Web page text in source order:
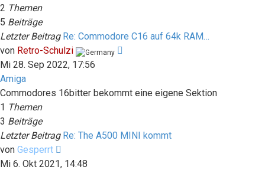
2 Themen
5 Beiträge
Letzter Beitrag Re: Commodore C16 auf 64k RAM…
von Retro-Schulzi
Mi 28. Sep 2022, 17:56
Amiga
Commodores 16bitter bekommt eine eigene Sektion
1 Themen
3 Beiträge
Letzter Beitrag Re: The A500 MINI kommt
von Gesperrt
Beitrag
Mi 6. Okt 2021, 14:48